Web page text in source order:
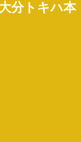
分トキハ本